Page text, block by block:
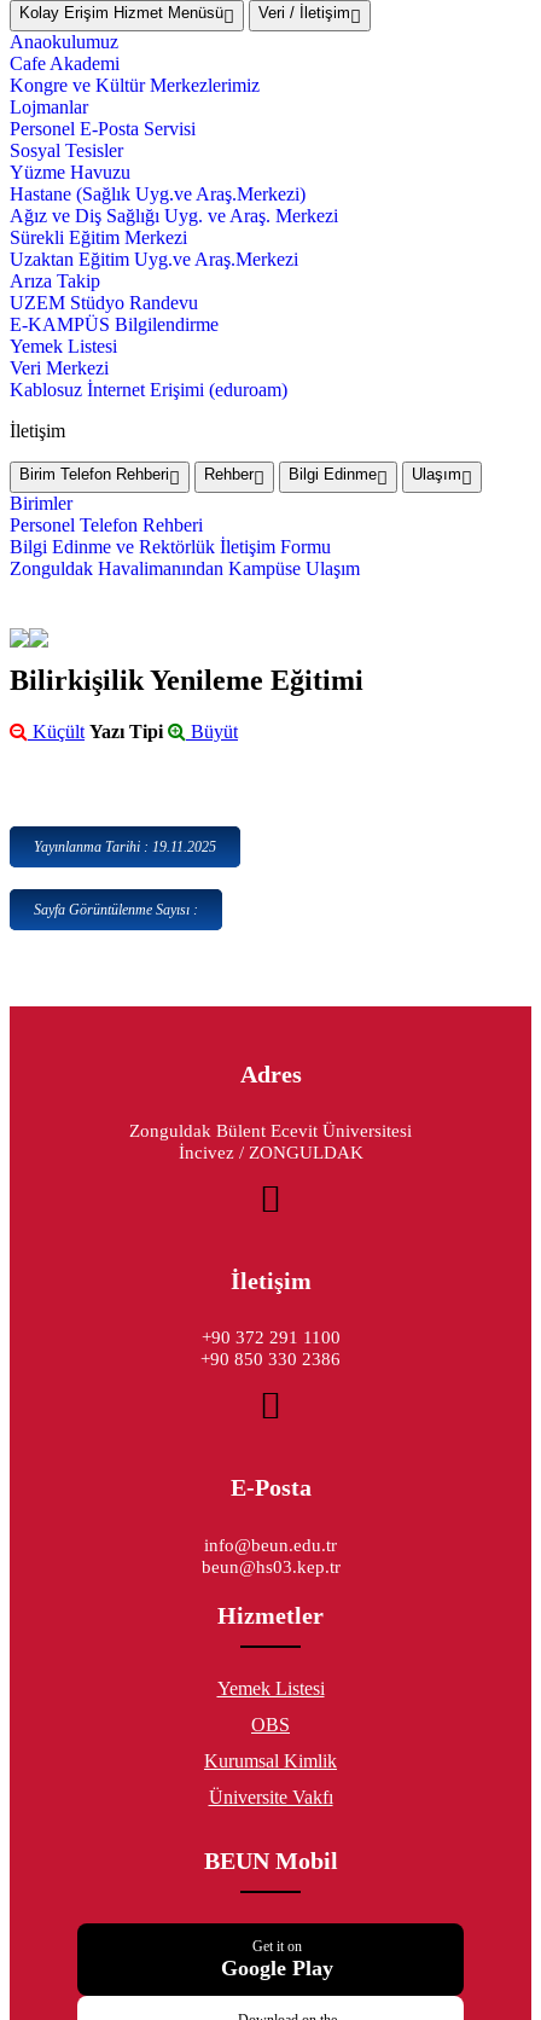
Kolay Erişim Hizmet Menüsü
Veri / İletişim
Anaokulumuz
Cafe Akademi
Kongre ve Kültür Merkezlerimiz
Lojmanlar
Personel E-Posta Servisi
Sosyal Tesisler
Yüzme Havuzu
Hastane (Sağlık Uyg.ve Araş.Merkezi)
Ağız ve Diş Sağlığı Uyg. ve Araş. Merkezi
Sürekli Eğitim Merkezi
Uzaktan Eğitim Uyg.ve Araş.Merkezi
Arıza Takip
UZEM Stüdyo Randevu
E-KAMPÜS Bilgilendirme
Yemek Listesi
Veri Merkezi
Kablosuz İnternet Erişimi (eduroam)
İletişim
Birim Telefon Rehberi Rehber Bilgi Edinme Ulaşım
Birimler
Personel Telefon Rehberi
Bilgi Edinme ve Rektörlük İletişim Formu
Zonguldak Havalimanından Kampüse Ulaşım
Bilirkişilik Yenileme Eğitimi
Küçült Yazı Tipi Büyüt
Yayınlanma Tarihi : 19.11.2025
Sayfa Görüntülenme Sayısı :
Adres
Zonguldak Bülent Ecevit Üniversitesi
İncivez / ZONGULDAK
İletişim
+90 372 291 1100
+90 850 330 2386
E-Posta
info@beun.edu.tr
beun@hs03.kep.tr
Hizmetler
Yemek Listesi
OBS
Kurumsal Kimlik
Üniversite Vakfı
BEUN Mobil
Get it on
Google Play